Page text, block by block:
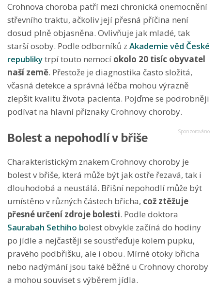
Crohnova choroba patří mezi chronická onemocnění
střevního traktu, ačkoliv její přesná příčina není
dosud plně objasněna. Ovlivňuje jak mladé, tak
starší osoby. Podle odborníků z Akademie věd České
republikytrpí touto nemocí okolo 20 tisíc obyvatel
naší země. Přestože je diagnostika často složitá,
včasná detekce a správná léčba mohou výrazně
zlepšit kvalitu života pacienta. Pojďme se podrobněji
podívat na hlavní příznaky Crohnovy choroby.
Bolest a nepohodlí v břiše
Charakteristickým znakem Crohnovy choroby je
bolest v břiše, která může být jak ostře řezavá, tak i
dlouhodobá a neustálá. Břišní nepohodlí může být
umístěno v různých částech břicha, což ztěžuje
přesné určení zdroje bolesti. Podle doktora
Saurabah Sethiho bolest obvykle začíná do hodiny
po jídle a nejčastěji se soustřeďuje kolem pupku,
pravého podbřišku, ale i obou. Mírné otoky břicha
nebo nadýmání jsou také běžné u Crohnovy choroby
a mohou souviset s výběrem jídla.